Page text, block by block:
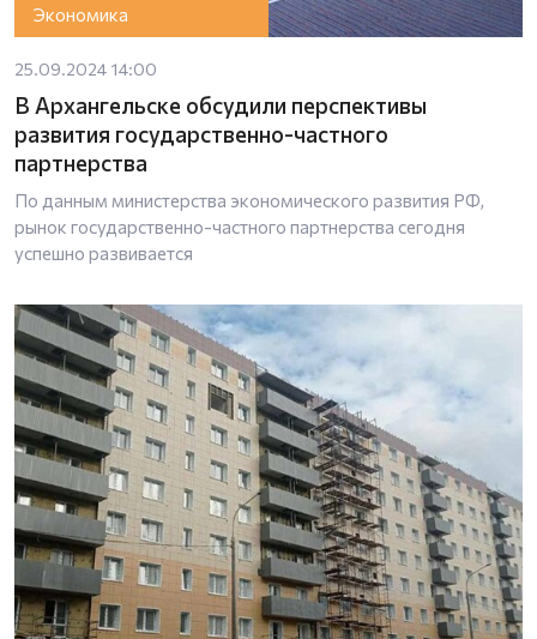
Экономика
25.09.2024 14:00
В Архангельске обсудили перспективы
развития государственно-частного
партнерства
По данным министерства экономического развития РФ,
рынок государственно-частного партнерства сегодня
успешно развивается